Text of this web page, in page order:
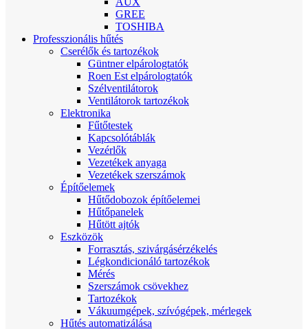
GREE
TOSHIBA
Professzionális hűtés
Cserélők és tartozékok
Güntner elpárologtatók
Roen Est elpárologtatók
Szélventilátorok
Ventilátorok tartozékok
Elektronika
Fűtőtestek
Kapcsolótáblák
Vezérlők
Vezetékek anyaga
Vezetékek szerszámok
Építőelemek
Hűtődobozok építőelemei
Hűtőpanelek
Hűtött ajtók
Eszközök
Forrasztás, szivárgásérzékelés
Légkondicionáló tartozékok
Mérés
Szerszámok csövekhez
Tartozékok
Vákuumgépek, szívógépek, mérlegek
Hűtés automatizálása